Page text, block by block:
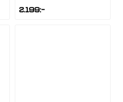
2.199:-